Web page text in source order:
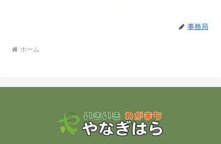
事務局
ホーム